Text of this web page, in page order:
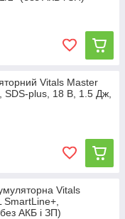
Vitals Master
SDS-plus, 18 В, 1.5 Дж,
Vitals
SmartLine+,
АКБ і ЗП)